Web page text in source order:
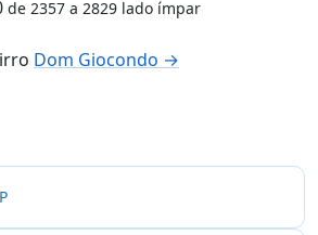
de 2357 a 2829 lado ímpar
Dom Giocondo →